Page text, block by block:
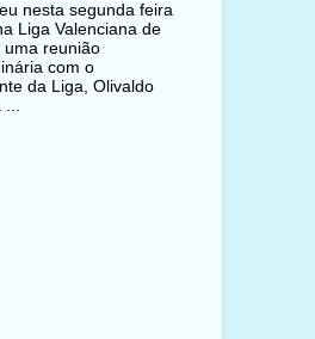
nesta segunda feira
Liga Valenciana de
uma reunião
com o
da Liga, Olivaldo
...